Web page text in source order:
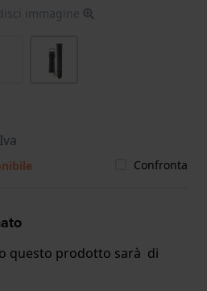
immagine
Confronta
questo prodotto sarà di